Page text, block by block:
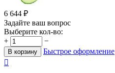
6 644 ₽
Задайте ваш вопрос
Выберите кол-во:
+
−
В корзину
Быстрое оформление
